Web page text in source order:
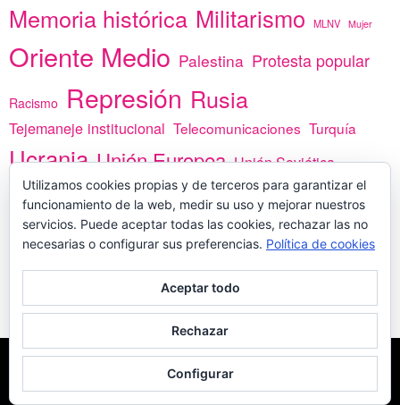
Memoria histórica Militarismo MLNV Mujer
Oriente Medio Palestina Protesta popular
Racismo Represión Rusia
Tejemaneje institucional Telecomunicaciones Turquía
Ucrania Unión Europea Unión Soviética
vacunas Yemen África
PREGÚNTANOS
MADE WITH
PORWPLOOK THEMES
Utilizamos cookies propias y de terceros para garantizar el
funcionamiento de la web, medir su uso y mejorar nuestros
servicios. Puede aceptar todas las cookies, rechazar las no
necesarias o configurar sus preferencias. Política de cookies
Aceptar todo
Rechazar
Configurar